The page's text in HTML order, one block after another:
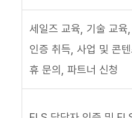
세일즈 교육, 기술 교육
인증 취득, 사업 및 콘
휴 문의, 파트너 신청